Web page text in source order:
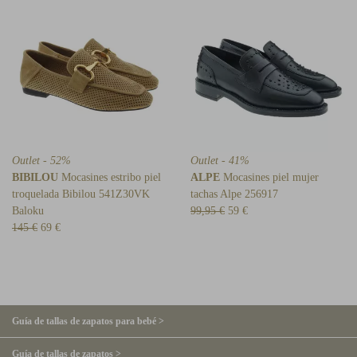
Outlet - 52%
BIBILOU Mocasines estribo piel
troquelada Bibilou 541Z30VK
Baloku
145 € 69 €
Outlet - 41%
ALPE Mocasines piel mujer
tachas Alpe 256917
99,95 € 59 €
Guía de tallas de zapatos para bebé >
Guía de tallas de zapatos >